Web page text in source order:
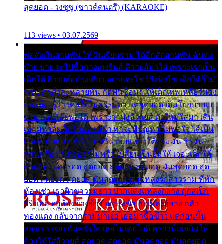
สุดยอด - วงซูซู (ซาวด์ดนตรี) (KARAOKE)
113 views • 03.07.2569
พ่อส่งเงินสามพัน ให้ฉันเรียนราม ได้อีกสักสามพัน ฉันคง
บ๊าย บาย จะไปซื้อกางเกงยีนส์ ลีวายส์มาใส่ เพราะเราเป็น
เด็กใต้ ลีวายส์อย่างเดียว อยากจะโชว์ถึงหิวโซ เด็กใต้ก็ไม่
หวั่น ตกตัวละหลายพัน กัดฟันซื้อมา ให้เด็กเทพเหลียวมอง
และต้องรู้ว่า เด็กใต้ไม่ธรรมดา แต่สุดยอด เดินโยกย้ายเย
ยวน กวนโอ๊ยพอได้ เพราะว่านุ่งลีวายส์ ตัวใหม่ใส่มา เดิน
เข้ามหาลัย จิ๊กโก๊มองหน้า ท่าจะมีปัญหา ไม่พอใจ ได้เป็น
เรื่องแน่นอน แต่ฉันไม่หวั่น เลยแหลงใต้ถามมัน ว่ามัน
พรั่นพรือ มันตอบว่าไม่พรื่อ เปลี่ยนเป็นยิ้มให้ เจอะเด็กใต้
ด้วยกัน ก็เลยรอด สุดยอด สุดยอด สุดยอด มันสุดยอด สุด
ยอด สุดยอด สุดยอด มันสุดยอด แอบหลงรักสาวราม ที่พัก
ห้องเช่า เธอผิวขาวผมยาว ปากแดงแหลงกลาง ถูกสเป็ก
จริงเธอ อยู่ห้องข้างข้าง อยากเข้าไปแหลงกลาง กลัว
ทองแดง กลับจากรามมาเจอ เธอมาซื้อข้าว แต่ก่อนนั้น
สองเรา เจอะกันครั้งใด เธอไม่เคยไยดี คราวนี้เธอยิ้มให้
ต้องให้ใส่ลีวายส์ สุดยอด สุดยอด มันสุดยอด มันสุดยอด